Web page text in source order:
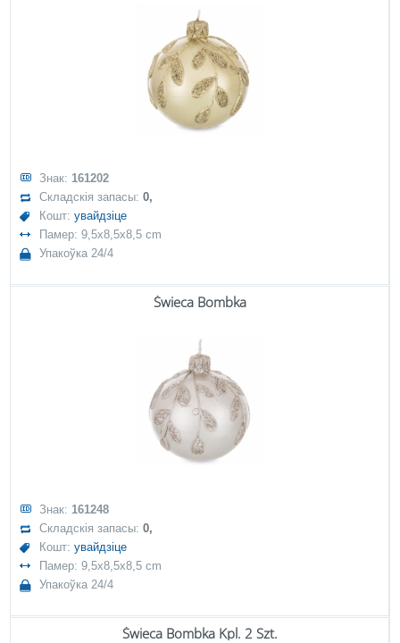
Знак: 161202
Складскія запасы:0,
Кошт:увайдзіце
Памер: 9,5x8,5x8,5 cm
Упакоўка 24/4
Świeca Bombka
Знак: 161248
Складскія запасы:0,
Кошт:увайдзіце
Памер: 9,5x8,5x8,5 cm
Упакоўка 24/4
Świeca Bombka Kpl. 2 Szt.